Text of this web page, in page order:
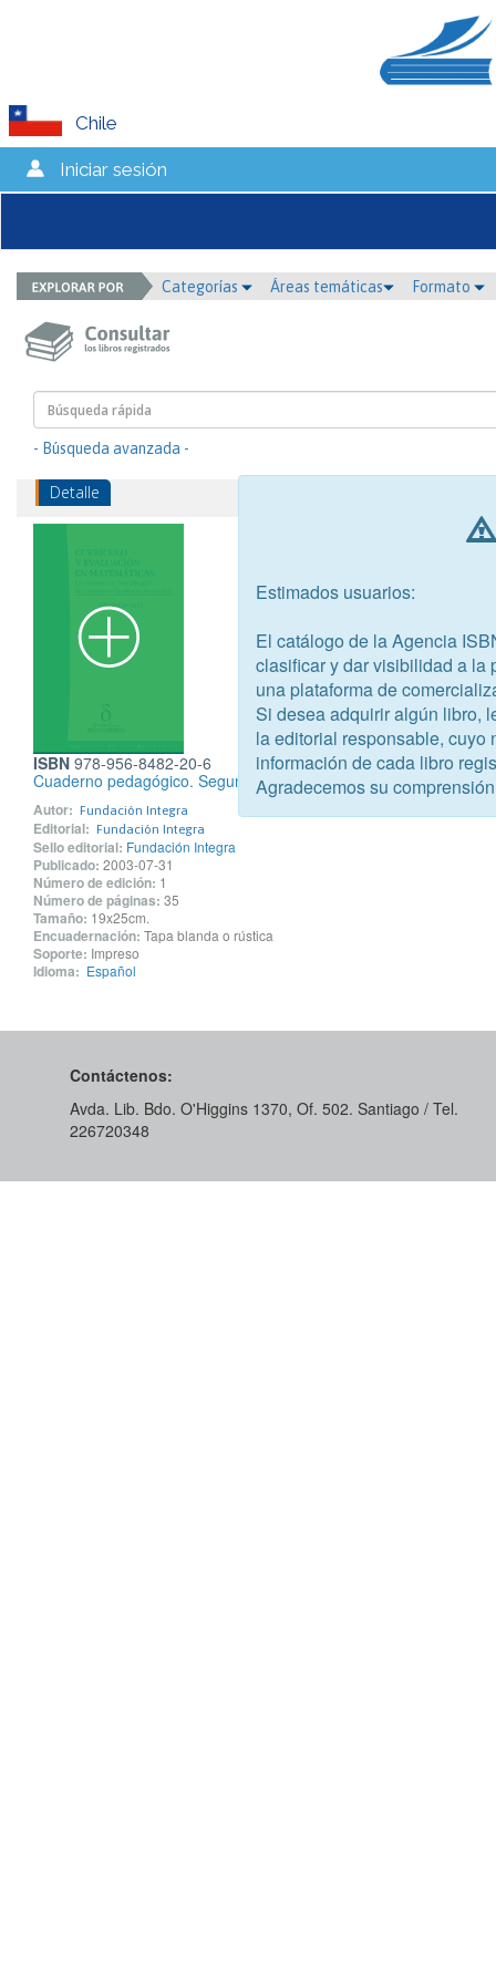
Chile
Iniciar sesión
Categorías Áreas temáticas Formato
- Búsqueda avanzada -
Detalle
ISBN 978-956-8482-20-6
Cuaderno pedagógico. Segundo ciclo N°4. Planificación y
Autor: Fundación Integra
Editorial: Fundación Integra
Sello editorial: Fundación Integra
Publicado: 2003-07-31
Número de edición: 1
Número de páginas: 35
Tamaño: 19x25cm.
Encuadernación: Tapa blanda o rústica
Soporte: Impreso
Idioma: Español
Contáctenos:
Avda. Lib. Bdo. O'Higgins 1370, Of. 502. Santiago / Tel.
226720348
Estimados usuarios:
El catálogo de la Agencia
clasificar y dar visibilidad a la
una plataforma de
Si desea adquirir algún libro,
la editorial responsable, cuyo
información de cada libro
Agradecemos su